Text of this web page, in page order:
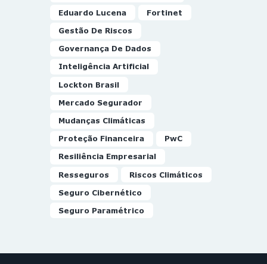
Eduardo Lucena Fortinet
Gestão De Riscos
Governança De Dados
Inteligência Artificial
Lockton Brasil
Mercado Segurador
Mudanças Climáticas
Proteção Financeira PwC
Resiliência Empresarial
Resseguros Riscos Climáticos
Seguro Cibernético
Seguro Paramétrico